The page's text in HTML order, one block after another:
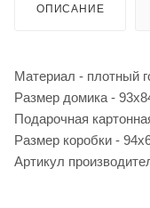
ОПИСАНИЕ
Материал - плотный
Размер домика -
Подарочная
Размер коробки -
Артикул